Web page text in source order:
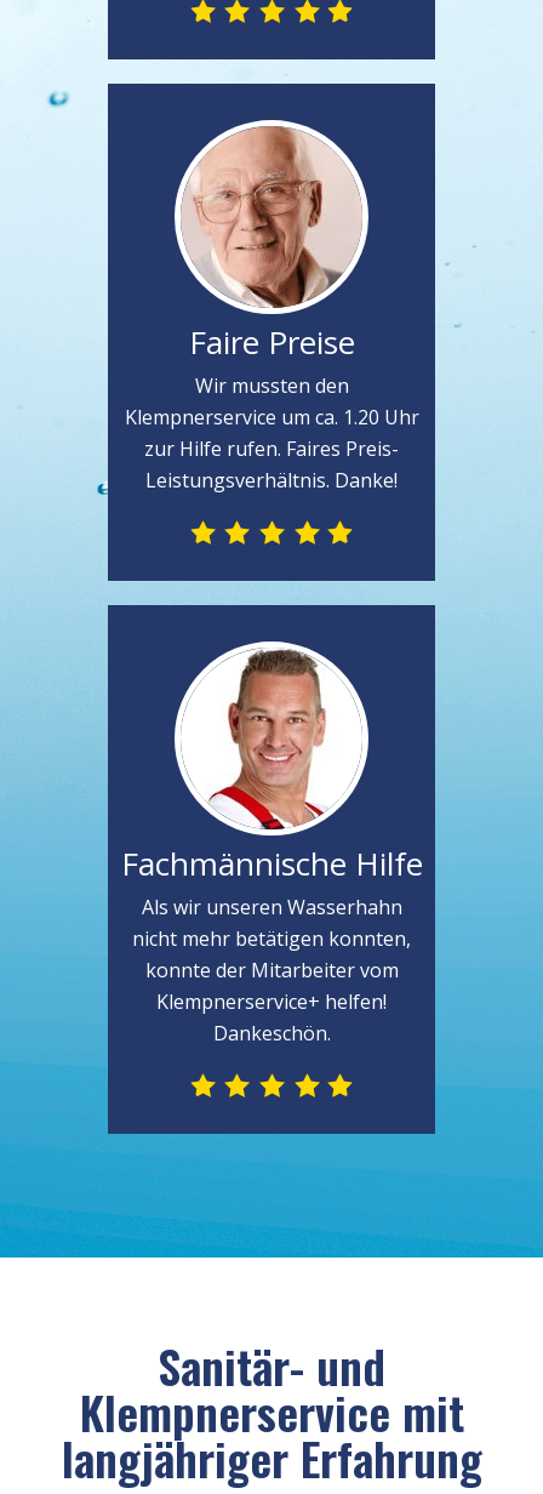
Faire Preise
Wir mussten den
Klempnerservice um ca. 1.20 Uhr
zur Hilfe rufen. Faires Preis-
Leistungsverhältnis. Danke!
Fachmännische Hilfe
Als wir unseren Wasserhahn
nicht mehr betätigen konnten,
konnte der Mitarbeiter vom
Klempnerservice+ helfen!
Dankeschön.
Sanitär- und
Klempnerservice mit
langjähriger Erfahrung